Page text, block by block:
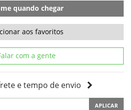
quando chegar
aos favoritos
com a gente
e tempo de envio
APLICAR